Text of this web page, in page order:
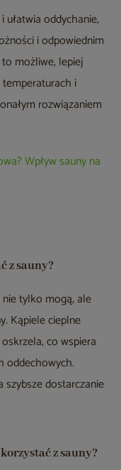
oddychanie,
i odpowiednim
możliwe, lepiej
i
rozwiązaniem
Wpływ sauny na
z sauny?
tylko mogą, ale
Kąpiele cieplne
co wspiera
oddechowych.
dostarczanie
z sauny?